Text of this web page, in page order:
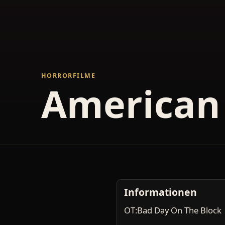
HORRORFILME
Informationen
OT:Bad Day On The Block